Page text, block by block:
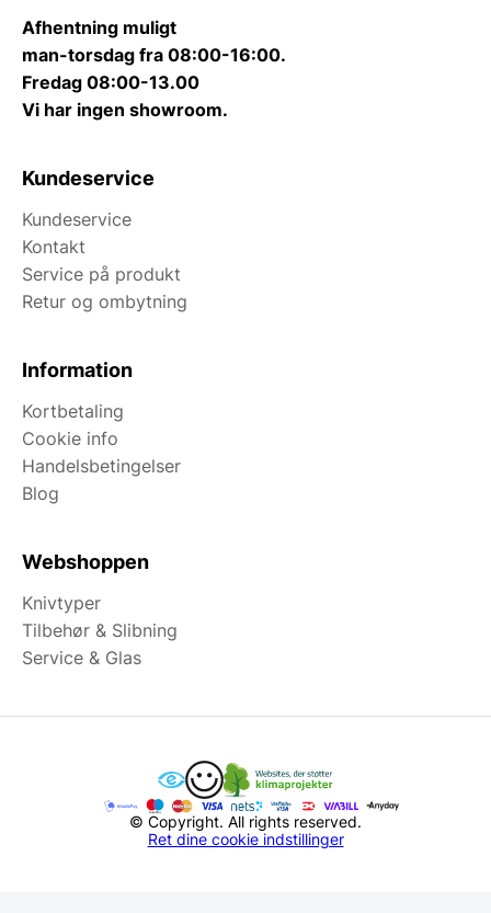
Afhentning muligt
man-torsdag fra 08:00-16:00.
Fredag 08:00-13.00
Vi har ingen showroom.
Kundeservice
Kundeservice
Kontakt
Service på produkt
Retur og ombytning
Information
Kortbetaling
Cookie info
Handelsbetingelser
Blog
Webshoppen
Knivtyper
Tilbehør & Slibning
Service & Glas
© Copyright. All rights reserved.
Ret dine cookie indstillinger